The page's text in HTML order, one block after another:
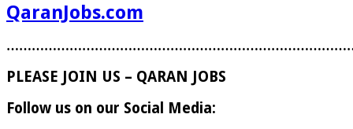
QaranJobs.com
PLEASE JOIN US – QARAN JOBS
Follow us on our Social Media: